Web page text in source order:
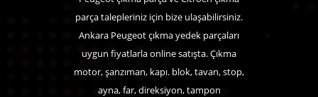
parça talepleriniz için bize ulaşabilirsiniz.
Ankara Peugeot çıkma yedek parçaları
uygun fiyatlarla online satışta. Çıkma
motor, şanzıman, kapı. blok, tavan, stop,
ayna, far, direksiyon, tampon